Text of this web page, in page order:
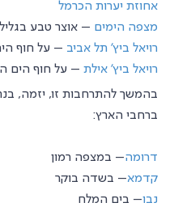
אחוזת יערות הכרמל
מצפה הימים – אוצר טבע בגליל
רויאל ביץ' תל אביב – על חוף
רויאל ביץ' אילת – על חוף הים
בהמשך להתרחבות זו, יזמה,
ברחבי הארץ:
דרומה– במצפה רמון
קדמא– בשדה בוקר
נבו– בים המלח